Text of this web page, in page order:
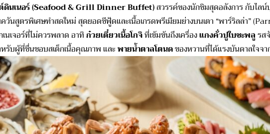
นเนอร์ (Seafood & Grill Dinner Buffet)สวรรค์ของนักชิมสุดอลังการ กับไล
วันสูตรพิเศษทำสดใหม่ สุดยอดซีฟู้ดและเนื้อเกรดพรีเมียมย่างบนเตา “พาร์ริลล่า”
นเจอร์ที่ไม่ควรพลาด อาทิก๋วยเตี๋ยวเนื้อโกจิที่เข้มข้นถึงเครื่องแกงคั่วปูใบชะพลูรส
รับผู้ที่ชื่นชอบสเต็กเนื้อคุณภาพ และพายน้ำตาลโตนดของหวานที่ได้แรงบันดาลใจจ